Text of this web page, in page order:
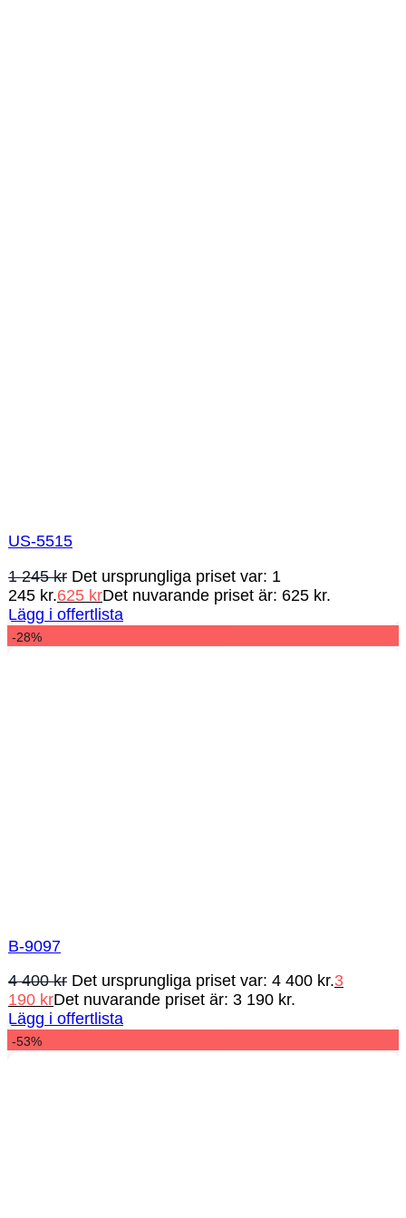
US-5515
1 245kr Det ursprungliga priset var: 1
245 kr.625 krDet nuvarande priset är: 625 kr.
Lägg i offertlista
-28%
B-9097
4 400kr Det ursprungliga priset var: 4 400 kr.3
190 krDet nuvarande priset är: 3 190 kr.
Lägg i offertlista
-53%